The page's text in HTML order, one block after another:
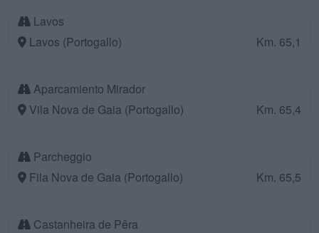
Lavos
Lavos (Portogallo)
Km. 65,1
Aparcamiento Mirador
Vila Nova de Gaia (Portogallo)
Km. 65,4
Parcheggio
Fila Nova de Gaia (Portogallo)
Km. 65,5
Castanheira de Pêra